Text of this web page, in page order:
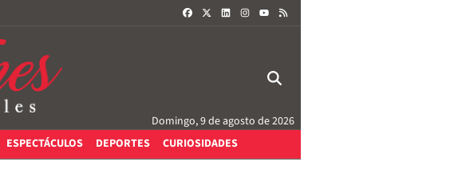
FACEBOOKLINKEDININSTAGRAM
Domingo, 9 de agosto de 2026
ESPECTÁCULOS DEPORTES CURIOSIDADES